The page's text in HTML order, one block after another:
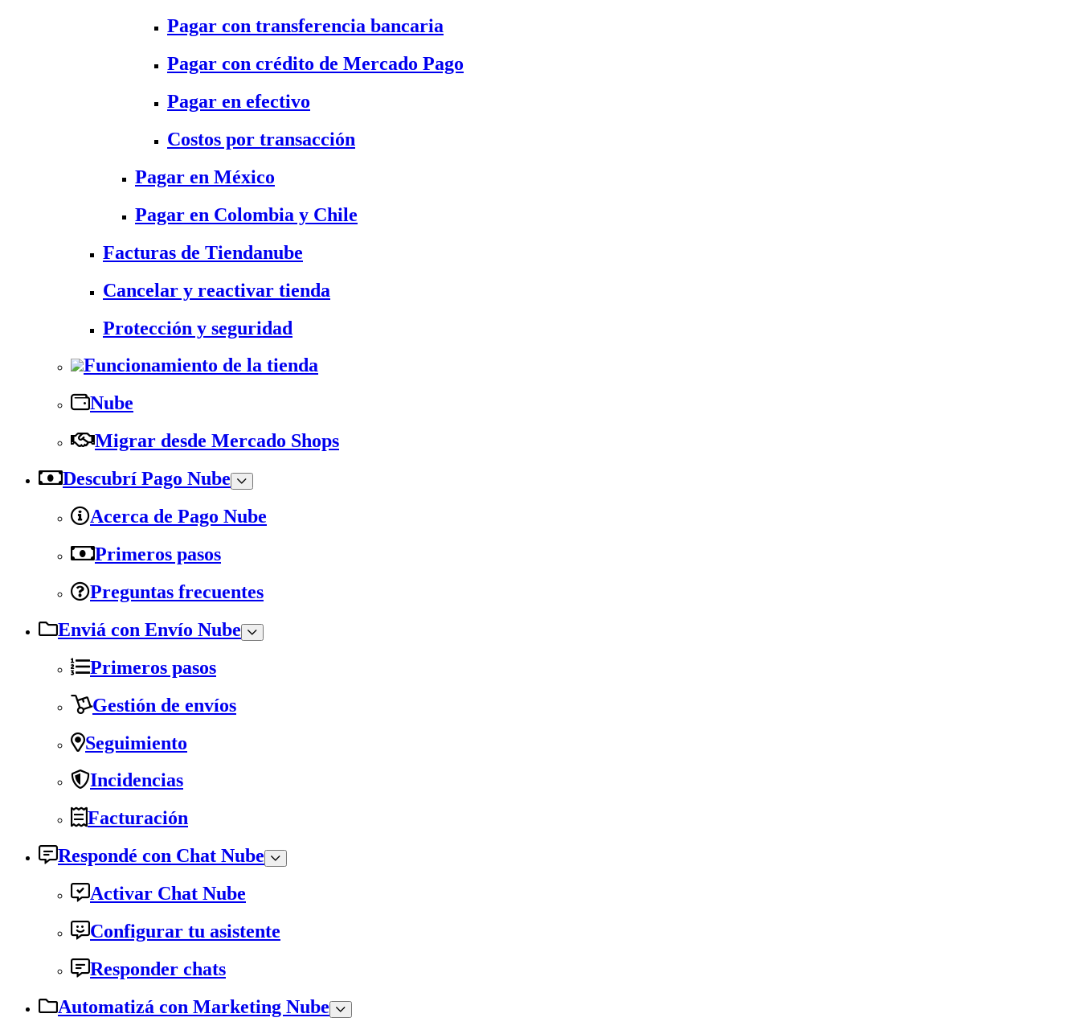
Pagar con transferencia bancaria
Pagar con crédito de Mercado Pago
Pagar en efectivo
Costos por transacción
Pagar en México
Pagar en Colombia y Chile
Facturas de Tiendanube
Cancelar y reactivar tienda
Protección y seguridad
Funcionamiento de la tienda
Nube
Migrar desde Mercado Shops
Descubrí Pago Nube
Acerca de Pago Nube
Primeros pasos
Preguntas frecuentes
Enviá con Envío Nube
Primeros pasos
Gestión de envíos
Seguimiento
Incidencias
Facturación
Respondé con Chat Nube
Activar Chat Nube
Configurar tu asistente
Responder chats
Automatizá con Marketing Nube